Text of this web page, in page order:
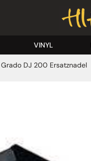
VINYL
Grado DJ 200 Ersatznadel